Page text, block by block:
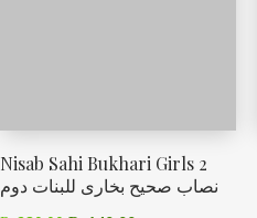
Nisab Sahi Bukhari Girls 2
نصاب صحیح بخاری للبنات دوم